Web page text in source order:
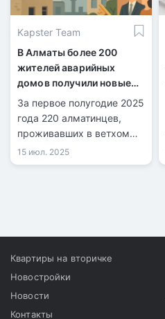
Kapster Team
В Алматы более 200
жителей аварийных
домов получили новые
квартиры
За первое полугодие 2025
года 220 алматинцев,
проживавших в ветхом
жилье, были переселены
в новые благоустроенные
15 июл. 2025
Квартиры на вторичке
Новостройки
Новости
Контакты